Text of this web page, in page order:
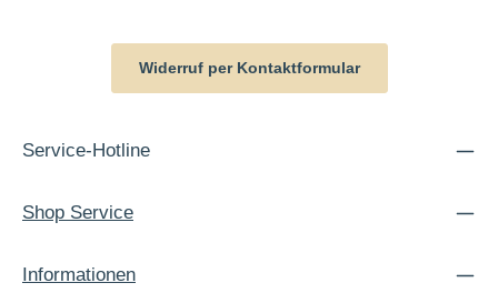
Widerruf per Kontaktformular
Service-Hotline
Shop Service
Informationen